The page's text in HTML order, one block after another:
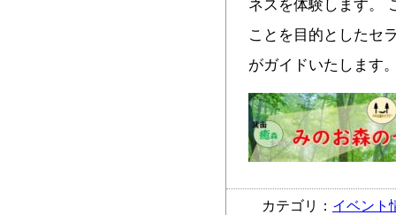
ネスを体験します。
ことを目的としたセ
がガイドいたします
カテゴリ： イベント